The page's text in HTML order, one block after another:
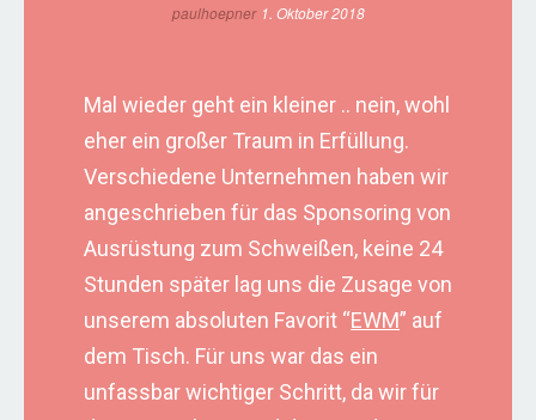
paulhoepner 1. Oktober 2018
Mal wieder geht ein kleiner .. nein, wohl
eher ein großer Traum in Erfüllung.
Verschiedene Unternehmen haben wir
angeschrieben für das Sponsoring von
Ausrüstung zum Schweißen, keine 24
Stunden später lag uns die Zusage von
unserem absoluten Favorit “EWM” auf
dem Tisch. Für uns war das ein
unfassbar wichtiger Schritt, da wir für